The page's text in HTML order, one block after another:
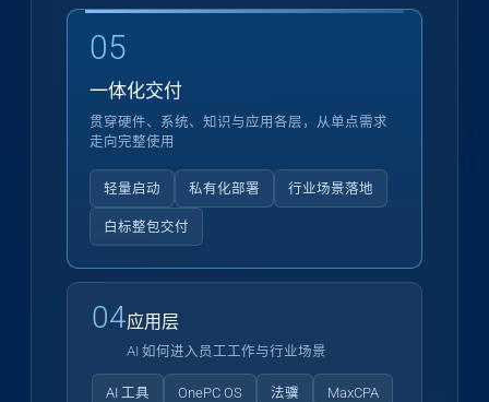
04应用层
AI 如何进入员工工作与行业场景
AI 工具 OnePC OS 法骥 MaxCPA
05
一体化交付
贯穿硬件、系统、知识与应用各层，从单点需求
走向完整使用
轻量启动 私有化部署 行业场景落地
白标整包交付